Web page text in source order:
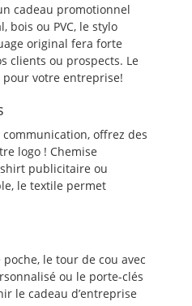
cadeau promotionnel
bois ou PVC, le stylo
original fera forte
clients ou prospects. Le
votre entreprise!
offrez des
logo ! Chemise
publicitaire ou
le textile permet
le tour de cou avec
ou le porte-clés
le cadeau d’entreprise